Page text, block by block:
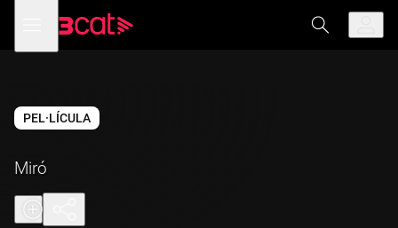
navegació
menú
de
deMiró
PEL·LÍCULA
Miró